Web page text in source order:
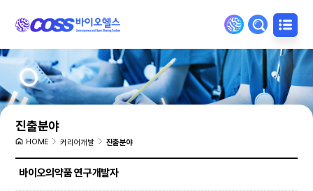
진출분야
HOME 커리어개발 진출분야
바이오의약품 연구개발자